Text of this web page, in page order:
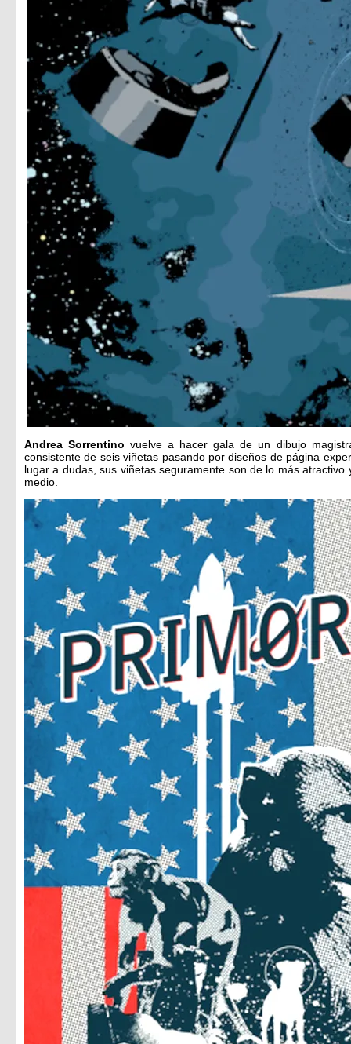
Andrea Sorrentino vuelve a hacer gala de un dibujo
consistente de seis viñetas pasando por diseños de página
lugar a dudas, sus viñetas seguramente son de lo más
medio.